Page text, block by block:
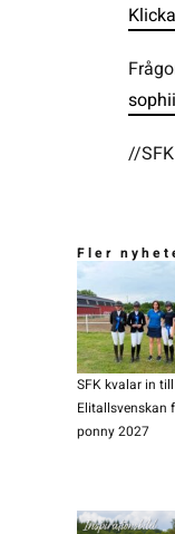
//
Fler
SFK kvalar in till
Elitallsvenskan
ponny 2027